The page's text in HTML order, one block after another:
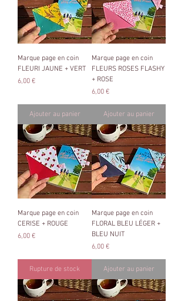
Marque page en coin
FLEURI JAUNE + VERT
Prix
6,00 €
Ajouter au panier
Marque page en coin
FLEURS ROSES FLASHY
+ ROSE
Prix
6,00 €
Ajouter au panier
Marque page en coin
CERISE + ROUGE
Prix
6,00 €
Rupture de stock
Marque page en coin
FLORAL BLEU LÉGER +
BLEU NUIT
Prix
6,00 €
Ajouter au panier